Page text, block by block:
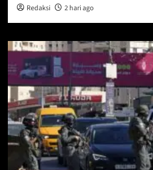
Redaksi 2 hari ago